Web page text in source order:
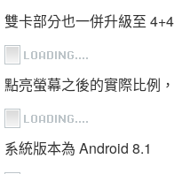
雙卡部分也一併升級至 4+4
點亮螢幕之後的實際比例
系統版本為 Android 8.1